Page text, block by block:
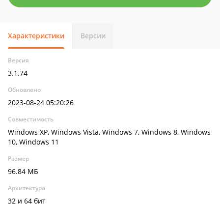
Характеристики Версии
Версия
3.1.74
Обновлено
2023-08-24 05:20:26
Совместимость
Windows XP, Windows Vista, Windows 7, Windows 8, Windows
10, Windows 11
Размер
96.84 МБ
Архитектура
32 и 64 бит